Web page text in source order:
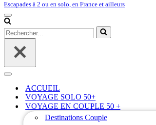
Escapades à 2 ou en solo, en France et ailleurs
Menu
de
navigation
Rechercher...
Menu
navigationACCUEIL
VOYAGE SOLO 50+
VOYAGE EN COUPLE 50 +
Destinations Couple